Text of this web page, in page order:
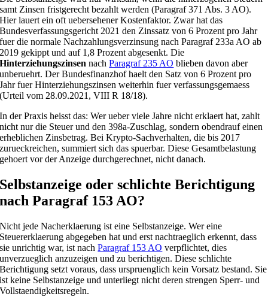
samt Zinsen fristgerecht bezahlt werden (Paragraf 371 Abs. 3 AO).
Hier lauert ein oft uebersehener Kostenfaktor. Zwar hat das
Bundesverfassungsgericht 2021 den Zinssatz von 6 Prozent pro Jahr
fuer die normale Nachzahlungsverzinsung nach Paragraf 233a AO ab
2019 gekippt und auf 1,8 Prozent abgesenkt. Die
Hinterziehungszinsen nachParagraf 235 AO blieben davon aber
unberuehrt. Der Bundesfinanzhof haelt den Satz von 6 Prozent pro
Jahr fuer Hinterziehungszinsen weiterhin fuer verfassungsgemaess
(Urteil vom 28.09.2021, VIII R 18/18).
In der Praxis heisst das: Wer ueber viele Jahre nicht erklaert hat, zahlt
nicht nur die Steuer und den 398a-Zuschlag, sondern obendrauf einen
erheblichen Zinsbetrag. Bei Krypto-Sachverhalten, die bis 2017
zurueckreichen, summiert sich das spuerbar. Diese Gesamtbelastung
gehoert vor der Anzeige durchgerechnet, nicht danach.
Selbstanzeige oder schlichte Berichtigung
nach Paragraf 153 AO?
Nicht jede Nacherklaerung ist eine Selbstanzeige. Wer eine
Steuererklaerung abgegeben hat und erst nachtraeglich erkennt, dass
sie unrichtig war, ist nachParagraf 153 AO verpflichtet, dies
unverzueglich anzuzeigen und zu berichtigen. Diese schlichte
Berichtigung setzt voraus, dass urspruenglich kein Vorsatz bestand. Sie
ist keine Selbstanzeige und unterliegt nicht deren strengen Sperr- und
Vollstaendigkeitsregeln.